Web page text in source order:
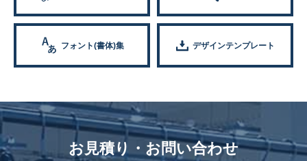
フォント(書体)集 デザインテンプレート
お見積り・お問い合わせ